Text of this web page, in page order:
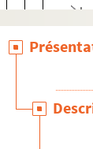
Et